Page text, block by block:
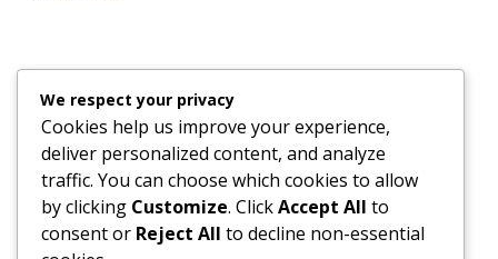
SPORTS
We respect your privacy
Cookies help us improve your experience,
deliver personalized content, and analyze
traffic. You can choose which cookies to allow
by clicking Customize. ClickAccept All to
consent or Reject All to decline non-essential